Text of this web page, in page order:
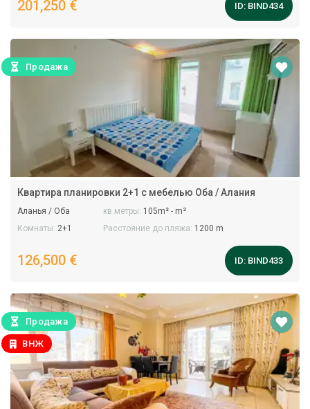
201,250 € ID: BIND434
Продажа
Квартира планировки 2+1 с мебелью Оба / Алания
Аланья / Оба кв.метры: 105m² - m²
Комнаты: 2+1 Расстояние до пляжа: 1200 m
126,500 € ID: BIND433
Продажа
ВНЖ